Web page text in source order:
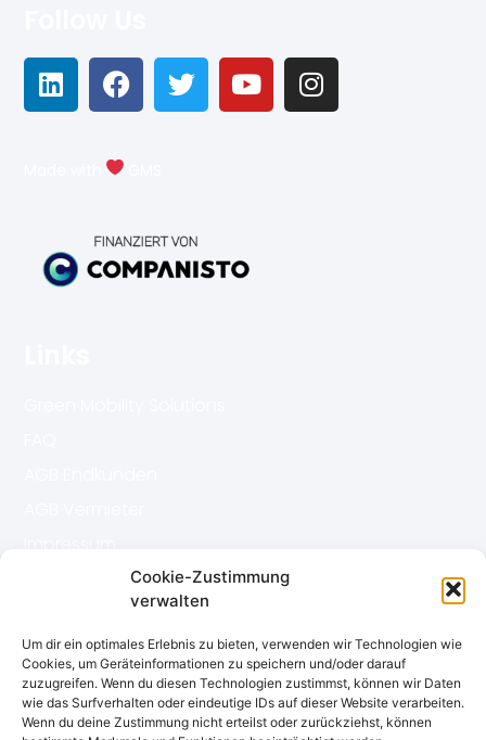
Cookie-Zustimmung
verwalten
Um dir ein optimales Erlebnis zu bieten, verwenden wir Technologien wie
Cookies, um Geräteinformationen zu speichern und/oder darauf
zuzugreifen. Wenn du diesen Technologien zustimmst, können wir Daten
wie das Surfverhalten oder eindeutige IDs auf dieser Website verarbeiten.
Wenn du deine Zustimmung nicht erteilst oder zurückziehst, können
Kontakt
book-n-use gmbh
Ulmer Str. 81
Datenschutz
Made with